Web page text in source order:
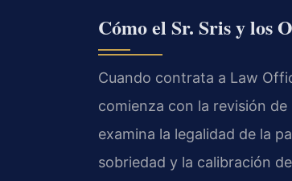
Cómo el Sr. Sris y los
Cuando contrata a Law
comienza con la revisión
examina la legalidad de la
sobriedad y la calibración